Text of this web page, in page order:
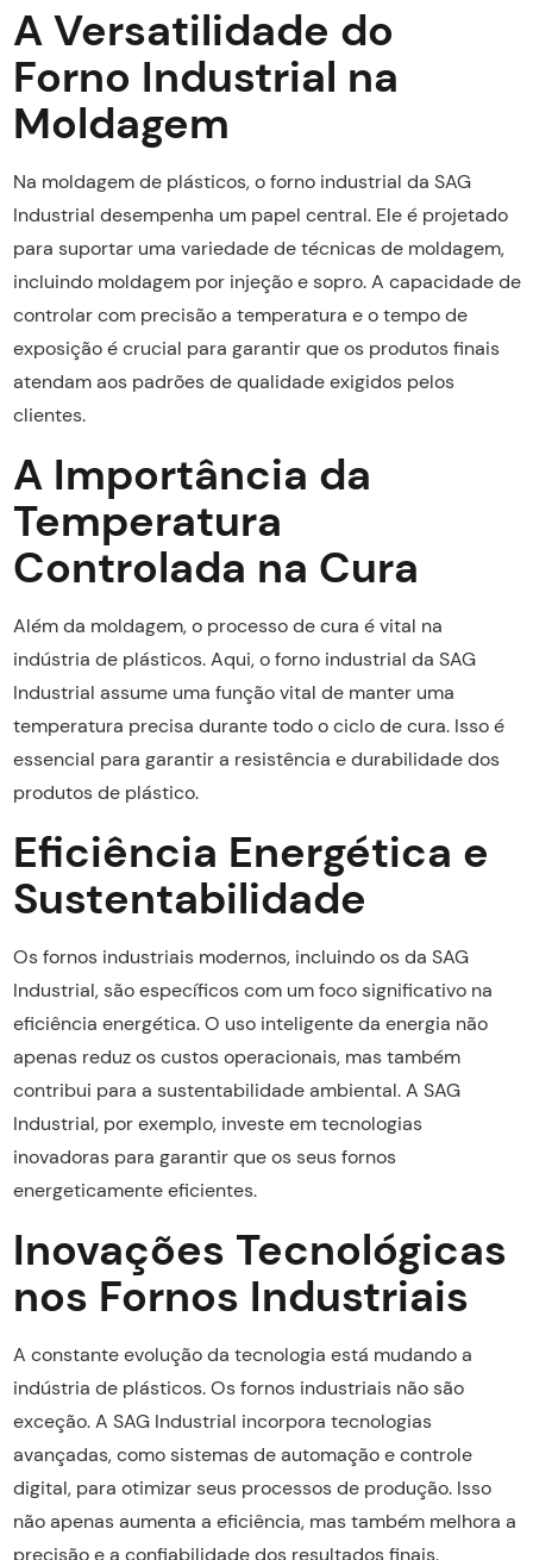
A Versatilidade do
Forno Industrial na
Moldagem
Na moldagem de plásticos, o forno industrial da SAG
Industrial desempenha um papel central. Ele é projetado
para suportar uma variedade de técnicas de moldagem,
incluindo moldagem por injeção e sopro. A capacidade de
controlar com precisão a temperatura e o tempo de
exposição é crucial para garantir que os produtos finais
atendam aos padrões de qualidade exigidos pelos
clientes.
A Importância da
Temperatura
Controlada na Cura
Além da moldagem, o processo de cura é vital na
indústria de plásticos. Aqui, o forno industrial da SAG
Industrial assume uma função vital de manter uma
temperatura precisa durante todo o ciclo de cura. Isso é
essencial para garantir a resistência e durabilidade dos
produtos de plástico.
Eficiência Energética e
Sustentabilidade
Os fornos industriais modernos, incluindo os da SAG
Industrial, são específicos com um foco significativo na
eficiência energética. O uso inteligente da energia não
apenas reduz os custos operacionais, mas também
contribui para a sustentabilidade ambiental. A SAG
Industrial, por exemplo, investe em tecnologias
inovadoras para garantir que os seus fornos
energeticamente eficientes.
Inovações Tecnológicas
nos Fornos Industriais
A constante evolução da tecnologia está mudando a
indústria de plásticos. Os fornos industriais não são
exceção. A SAG Industrial incorpora tecnologias
avançadas, como sistemas de automação e controle
digital, para otimizar seus processos de produção. Isso
não apenas aumenta a eficiência, mas também melhora a
precisão e a confiabilidade dos resultados finais.